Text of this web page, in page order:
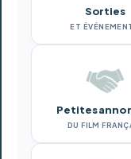
Sorties
ET
Petites
DU FILM